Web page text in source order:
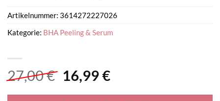
27,00€ Ursprünglicher
16,99 €Aktueller
Artikelnummer: 3614272227026
Kategorie: BHA Peeling & Serum